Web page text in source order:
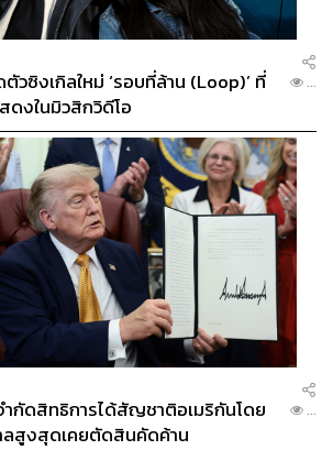
ตัวซิงเกิลใหม่ ‘รอบที่ล้าน (Loop)’ ที่
ดงในมิวสิกวิดีโอ
...
ำกัดสิทธิการได้สัญชาติอเมริกันโดย
ลสูงสุดเคยตัดสินคัดค้าน
...